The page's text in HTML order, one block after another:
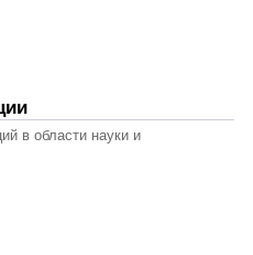
в области науки и